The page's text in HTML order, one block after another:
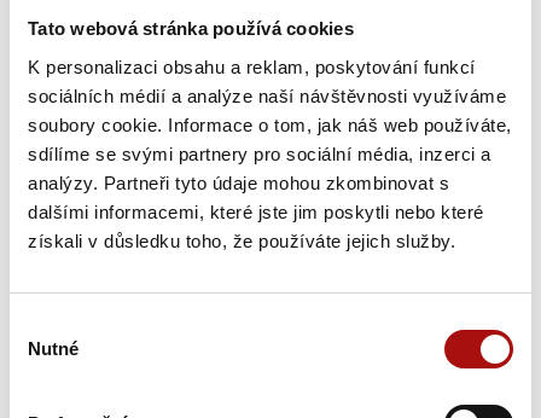
Tato webová stránka používá cookies
K personalizaci obsahu a reklam, poskytování funkcí
sociálních médií a analýze naší návštěvnosti využíváme
soubory cookie. Informace o tom, jak náš web používáte,
sdílíme se svými partnery pro sociální média, inzerci a
analýzy. Partneři tyto údaje mohou zkombinovat s
dalšími informacemi, které jste jim poskytli nebo které
získali v důsledku toho, že používáte jejich služby.
souhlasu
Nutné
Sdílet
Novinky
Šampionem Národní soutěže vín v Čechách